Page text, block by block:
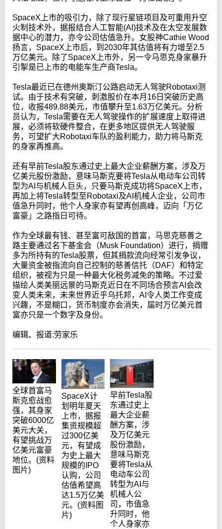
SpaceX上市的吸引力，除了现行星链项目及可重用升空
火制技术外，据报结合人工智能(AI)技术及在太空发展数
据中心的潜力，亦令公司估值急升。女股神Cathie Wood
扬言，SpaceX上市后，到2030年其估值将有力增至2.5
万亿美元。除了SpaceX上市外，另一令马思克身家暴升
引掣是已上市的电能车生产商Tesla。
Tesla最近已在德州奥斯汀公路启动无人驾驶Robotaxi测
试。由于技术有突破，刺激股价在本月16日突破历史高
位，收报489.88美元，市值攀升至1.63万亿美元。分析
员认为，Tesla需要在无人驾驶操作的扩展速度上取得进
展，必须将软硬件整合，在更多地区提供无人驾驶服
务，可望扩大Robotaxi车队的盈利能力，助力将马斯克
的身家再推高。
还有早前Tesla股东通过史上最大企业薪酬方案，涉及万
亿美元股份激励，意味马斯克要将Tesla从电动车公司转
型为AI与机械人巨头，只要马斯克成功将SpaceX上市，
再加上将Tesla转型至Robotaxi及AI机械人企业，公司市
值急升同时，他个人身家亦有望再创高峰，迈向「万亿
富豪」之路指日可待。
作为全球最有钱、甚至富可敌国的首富，马思克慈善之
路主要通过名下基金会（Musk Foundation）进行，捐赠
多为所持有的Tesla股票，但其捐款流向经常引发争议，
大量资金被指流向自己控制的慈善信托（DAF）和特定
组织，被视为只是一种最大化税务减免的策略。不过爱
描绘人类美丽远景的马斯克近日在不同场合预言AI会改
变人类未来，未来世界近乎乌托邦，AI令人类工作变成
兴趣，不是糊口，货币制度亦会消失，届时万亿美元首
富亦只是一个数字及身份。
编辑、报道:劳家乐
全球首富马
斯克愈战愈
强，其身家
突破6000亿
美元大关，
有望挑战万
亿美元富豪
地位。(资料
图片)
SpaceX计
划明年夏天
上市，据报
集资规模超
过300亿美
元，有望成
为史上最大
规模的IPO
认购，公司
估值希望高
达1.5万亿美
元。(资料图
片)
早前Tesla股
东通过史上
最大企业薪
酬方案，涉
及万亿美元
股份激励，
意味马斯克
要将Tesla从
电动车公司
转型为AI与
机械人公
司，市值急
升同时，他
个人身家亦